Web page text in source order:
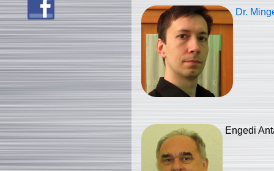
Dr.
Engedi